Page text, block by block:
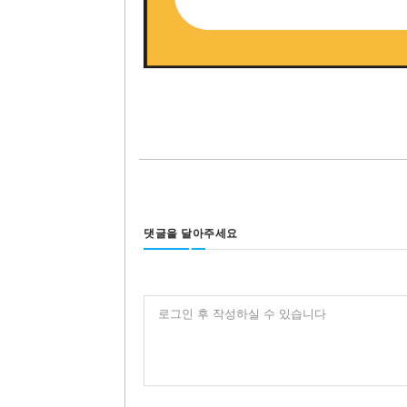
댓글을 달아주세요
로그인 후 작성하실 수 있습니다